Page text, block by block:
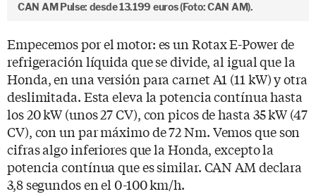
CAN AM Pulse: desde 13.199 euros (Foto: CAN AM).
Empecemos por el motor: es un Rotax E-Power de
refrigeración líquida que se divide, al igual que la
Honda, en una versión para carnet A1 (11 kW) y otra
deslimitada. Esta eleva la potencia contínua hasta
los 20 kW (unos 27 CV), con picos de hasta 35 kW (47
CV), con un par máximo de 72 Nm. Vemos que son
cifras algo inferiores que la Honda, excepto la
potencia contínua que es similar. CAN AM declara
3,8 segundos en el 0-100 km/h.